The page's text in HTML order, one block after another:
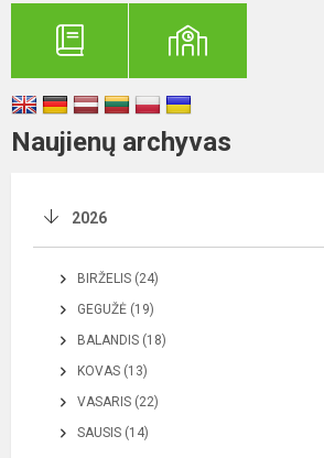
Naujienų archyvas
2026
BIRŽELIS (24)
GEGUŽĖ (19)
BALANDIS (18)
KOVAS (13)
VASARIS (22)
SAUSIS (14)